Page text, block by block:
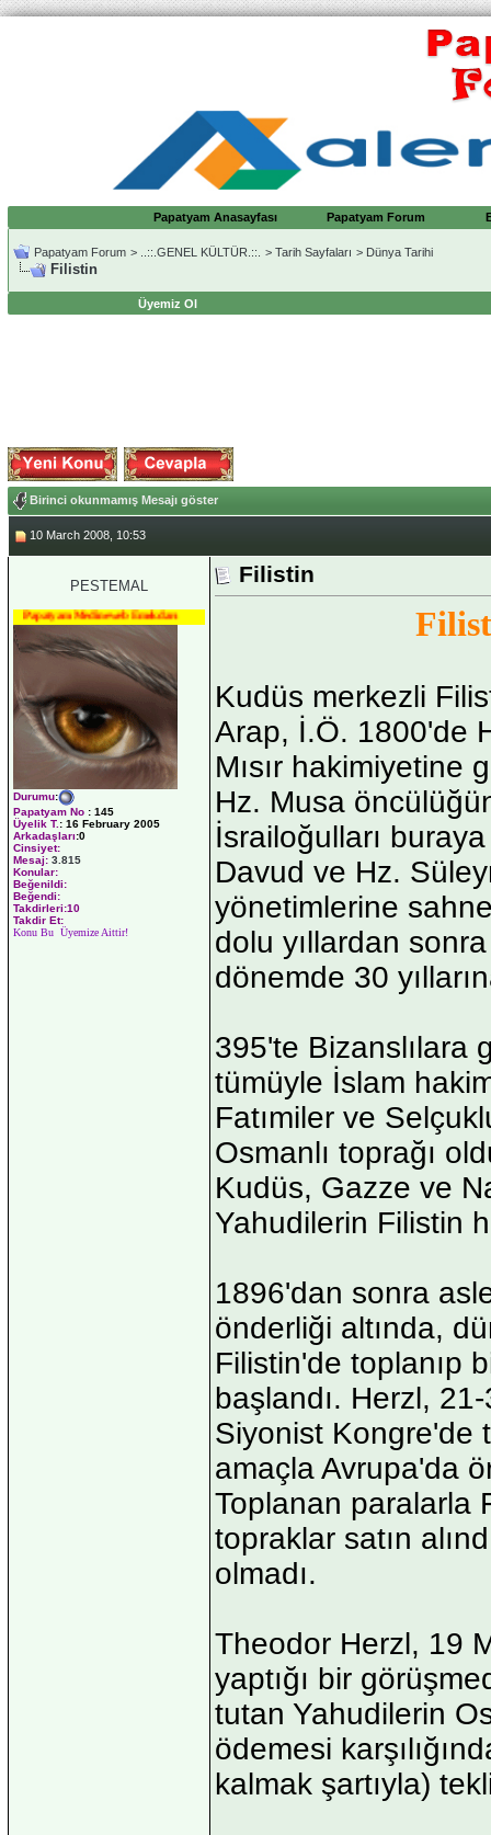
Papatyam Anasayfası Papatyam Forum
Papatyam Forum > ..::.GENEL KÜLTÜR.::. > Tarih Sayfaları > Dünya Tarihi
Filistin
Üyemiz Ol
Birinci okunmamış Mesajı göster
10 March 2008, 10:53
PESTEMAL
Papatyam Medineweb Emekdarı
Durumu:
Papatyam No : 145
Üyelik T.: 16 February 2005
Arkadaşları:0
Cinsiyet:
Mesaj: 3.815
Konular:
Beğenildi:
Beğendi:
Takdirleri:10
Takdir Et:
Konu Bu Üyemize Aittir!
Filistin
Kudüs merkezli
Arap, İ.Ö. 1800'de
Mısır hakimiyetine
Hz. Musa
İsrailoğulları
Davud ve Hz.
yönetimlerine
dolu yıllardan
dönemde 30
395'te Bizanslılara
tümüyle İslam
Fatımiler ve
Osmanlı toprağı
Kudüs, Gazze ve
Yahudilerin Filistin
1896'dan sonra
önderliği altında,
Filistin'de toplanıp
başlandı. Herzl,
Siyonist Kongre'de
amaçla Avrupa'da
Toplanan paralarla
topraklar satın
olmadı.
Theodor Herzl, 19
yaptığı bir
tutan Yahudilerin
ödemesi
kalmak şartıyla)